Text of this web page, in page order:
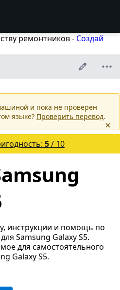
ремонтников - Создай
и пока не проверен
языке? Проверить перевод.
5/ 10
инструкции и помощь по
Samsung Galaxy S5.
для самостоятельного
Galaxy S5.